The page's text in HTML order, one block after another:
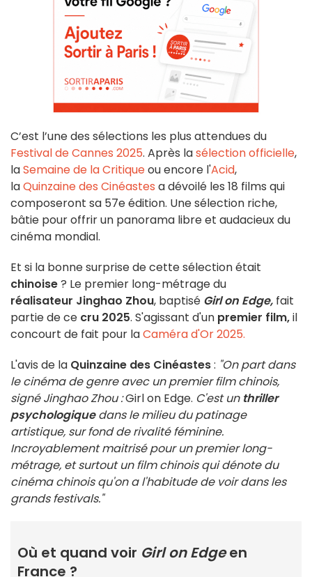
C’est l’une des sélections les plus attendues du
Festival de Cannes 2025. Après lasélection officielle,
laSemaine de la Critiqueou encore l'Acid,
laQuinzaine des Cinéastes a dévoilé les 18 films qui
composeront sa 57e édition. Une sélection riche,
bâtie pour offrir un panorama libre et audacieux du
cinéma mondial.
Et si la bonne surprise de cette sélection était
chinoise? Le premier long-métrage du
réalisateur Jinghao Zhou, baptisé Girl on Edge, fait
partie de ce cru 2025. S'agissant d'un premier film,il
concourt de fait pour laCaméra d'Or 2025.
L'avis de la Quinzaine des Cinéastes: "On part dans
le cinéma de genre avec un premier film chinois,
signé Jinghao Zhou :Girl on Edge. C'est unthriller
psychologiquedans le milieu du patinage
artistique, sur fond de rivalité féminine.
Incroyablement maitrisé pour un premier long-
métrage, et surtout un film chinois qui dénote du
cinéma chinois qu'on a l'habitude de voir dans les
grands festivals."
Où et quand voir Girl on Edgeen
France ?